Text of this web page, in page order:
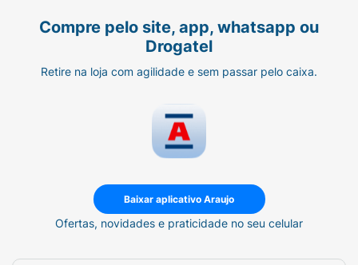
Compre pelo site, app, whatsapp ou
Drogatel
Retire na loja com agilidade e sem passar pelo caixa.
Baixar aplicativo Araujo
Ofertas, novidades e praticidade no seu celular